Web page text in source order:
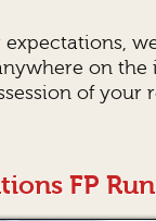
expectations,
on the
of your
FP